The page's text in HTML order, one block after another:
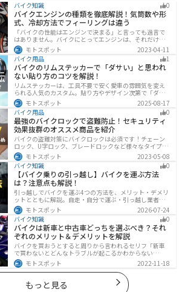
バイク知識 0
バイクエンジンの種類を徹底解説！気筒数や形
式、冷却方法でフィーリングは違う
「バイクの性能はエンジンで決まる」と言っても過言で
はありません。バイクにとってエンジンは、それだけ重
要なパーツなんです。エンジンの種類と特徴を知れば、
あなたもワンランク上のバイク選びができるようになり
ます！
モトスポット
2023-04-11
バイク用品
1
バイクのリムステッカーで「ダサい」と思われ
ない貼り方のコツを解説！
リムステッカーは、工具不要で安く愛車の雰囲気を変え
られる人気のカスタム。貼り方やデザイン次第で「ダサ
い」仕上がりになることも。本記事では失敗例や選び
方、きれいに貼るコツからおすすめ商品まで詳しく紹
介。初心者でも安心して足回りをカッコよくドレスアッ
プできます。
モトスポット
2025-08-17
バイク用品
0
最強のバイクロックで盗難防止！セキュリティ
効果抜群のオススメ商品を紹介
バイクの盗難対策にバイクロックは必須です！チェーン
ロック、U字ロック、ブレードロックなど様々なタイプが
あるので自分の用途に合った使いやすいものを選びまし
ょう。この記事ではバイクロックの種類と特徴、それぞ
れ最強の商品を紹介します。
モトスポット
2023-05-08
バイク知識
0
【バイク乗りの引っ越し】バイクを運ぶ方法
は？注意点も解説！
引っ越しでバイクを運ぶ4つの方法を、メリット・デメリ
ットとともに解説。自走・自分で運ぶ・引っ越し業者・
バイク専門業者の選び方や輸送時の注意点、駐輪場所の
確保、住所変更など必要な手続きも紹介します。
モトスポット
2026-07-24
バイク知識
0
バイクは新車と中古車どっちを選ぶべき？それ
ぞれのメリット＆デメリットを解説
バイクを買おうとすると周りから言われるセリフ「新車
で買わないとどんなトラブルが起こるかわからない
ぞ！」「いやいや、どうせ転ぶんだから中古車で十分
だ！」…いろんな意見があるから迷いますよね。でも新
車と中古車、どちらにも良い点と悪い点があるんです。
それぞれの特徴について解説します。
モトスポット 2022-11-18
もっと見る